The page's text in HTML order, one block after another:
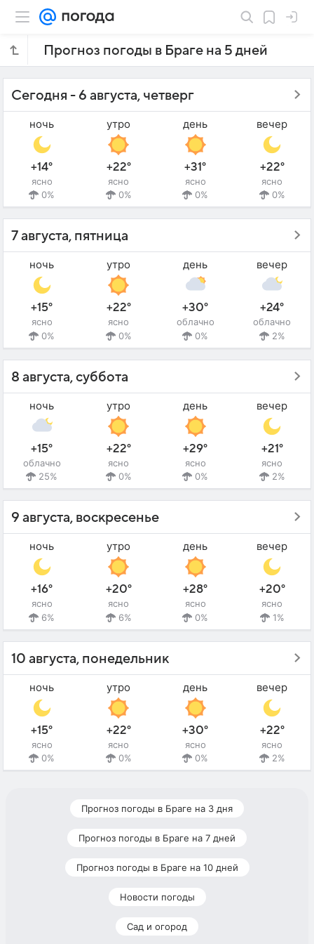
Прогноз погоды в Браге на 5 дней
Сегодня - 6 августа, четверг
ночь
+14°
ясно
0%
утро
+22°
ясно
0%
день
+31°
ясно
0%
вечер
+22°
ясно
0%
7 августа, пятница
ночь
+15°
ясно
0%
утро
+22°
ясно
0%
день
+30°
облачно
0%
вечер
+24°
облачно
2%
8 августа, суббота
ночь
+15°
облачно
25%
утро
+22°
ясно
0%
день
+29°
ясно
0%
вечер
+21°
ясно
2%
9 августа, воскресенье
ночь
+16°
ясно
6%
утро
+20°
ясно
6%
день
+28°
ясно
0%
вечер
+20°
ясно
1%
10 августа, понедельник
ночь
+15°
ясно
0%
утро
+22°
ясно
0%
день
+30°
ясно
0%
вечер
+22°
ясно
2%
Прогноз погоды в Браге на 3 дня
Прогноз погоды в Браге на 7 дней
Прогноз погоды в Браге на 10 дней
Новости погоды
Сад и огород